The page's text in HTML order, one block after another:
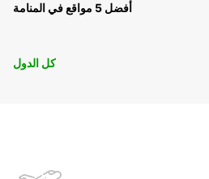
أفضل 5 مواقع في المنامة
كل الدول